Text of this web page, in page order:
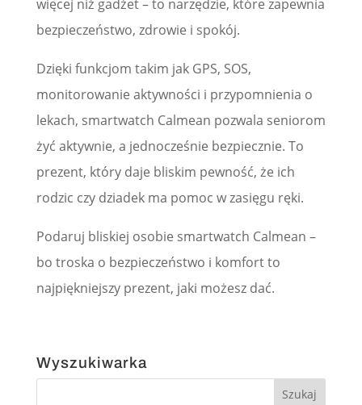
więcej niż gadżet – to narzędzie, które zapewnia
bezpieczeństwo, zdrowie i spokój.
Dzięki funkcjom takim jak GPS, SOS,
monitorowanie aktywności i przypomnienia o
lekach, smartwatch Calmean pozwala seniorom
żyć aktywnie, a jednocześnie bezpiecznie. To
prezent, który daje bliskim pewność, że ich
rodzic czy dziadek ma pomoc w zasięgu ręki.
Podaruj bliskiej osobie smartwatch Calmean –
bo troska o bezpieczeństwo i komfort to
najpiękniejszy prezent, jaki możesz dać.
Wyszukiwarka